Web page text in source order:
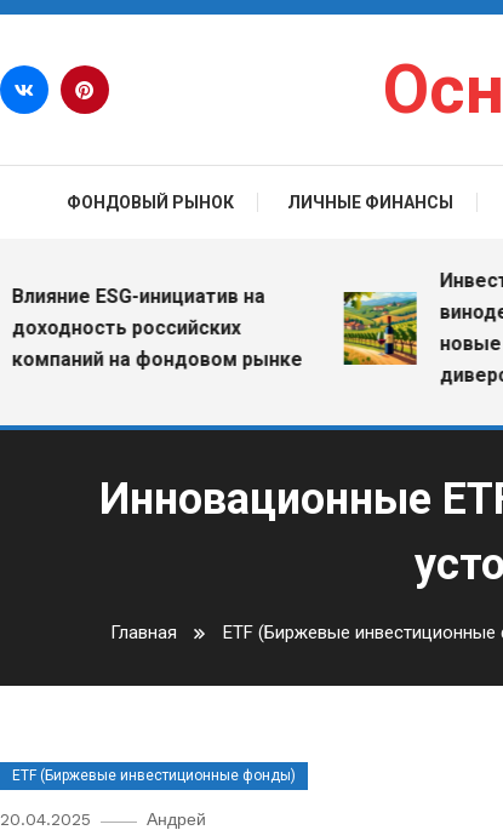
Перейти к содержимому
ФОНДОВЫЙ РЫНОК ЛИЧНЫЕ ФИНАНСЫ
ESG-инициатив на
российских
на фондовом рынке
новые
Инновационные
Главная ETF (Биржевые
ETF (Биржевые инвестиционные фонды)
20.04.2025 Андрей